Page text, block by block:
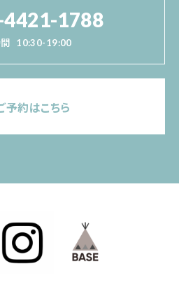
1788
10:30-19:00
予約はこちら